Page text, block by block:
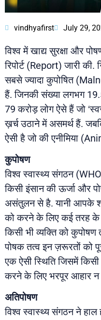
vindhyafirst July 29,
विश्व में खाद्य सुरक्षा और
रिपोर्ट (Report) जारी की.
सबसे ज्यादा कुपोषित
हैं. जिनकी संख्या लगभग
79 करोड़ लोग ऐसे हैं जो
ख़र्च उठाने में असमर्थ हैं.
ऐसी है जो की एनीमिया
कुपोषण
विश्व स्वास्थ्य संगठन
किसी इंसान की ऊर्जा और
असंतुलन से है. यानी आपके
को करने के लिए कई तरह के
किसी भी व्यक्ति को
पोषक तत्व इन ज़रूरतों को
एक ऐसी स्थिति जिसमें
करने के लिए भरपूर आहार न
अतिपोषण
विश्व स्वास्थ्य संगठन ने हाल